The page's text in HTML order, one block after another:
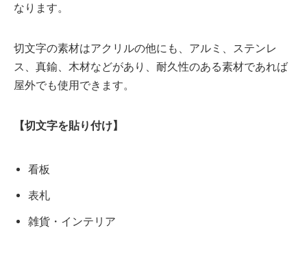
なります。
切文字の素材はアクリルの他にも、アルミ、ステンレ
ス、真鍮、木材などがあり、耐久性のある素材であれば
屋外でも使用できます。
【切文字を貼り付け】
看板
表札
雑貨・インテリア